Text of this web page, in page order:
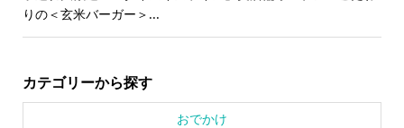
りの＜玄米バーガー＞...
カテゴリーから探す
おでかけ